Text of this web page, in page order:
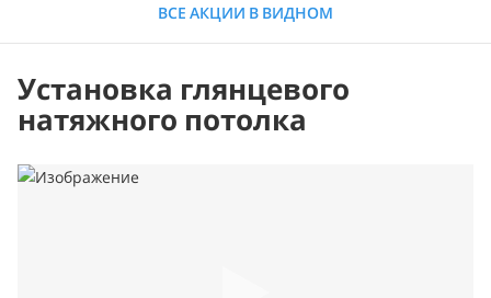
ВСЕ АКЦИИ В ВИДНОМ
Установка глянцевого
натяжного потолка